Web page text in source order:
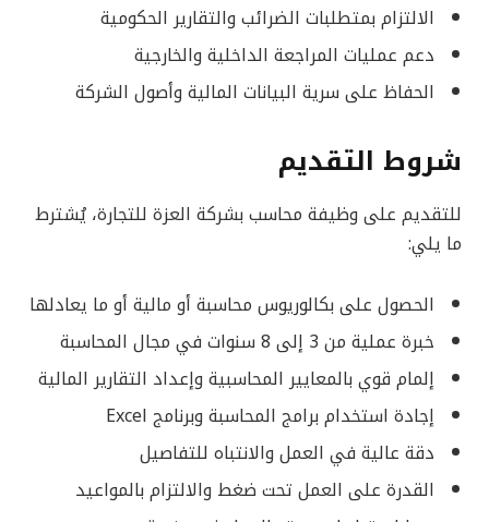
الالتزام بمتطلبات الضرائب والتقارير الحكومية
دعم عمليات المراجعة الداخلية والخارجية
الحفاظ على سرية البيانات المالية وأصول الشركة
شروط التقديم
للتقديم على وظيفة محاسب بشركة العزة للتجارة، يُشترط
ما يلي:
الحصول على بكالوريوس محاسبة أو مالية أو ما يعادلها
خبرة عملية من 3 إلى 8 سنوات في مجال المحاسبة
إلمام قوي بالمعايير المحاسبية وإعداد التقارير المالية
إجادة استخدام برامج المحاسبة وبرنامج Excel
دقة عالية في العمل والانتباه للتفاصيل
القدرة على العمل تحت ضغط والالتزام بالمواعيد